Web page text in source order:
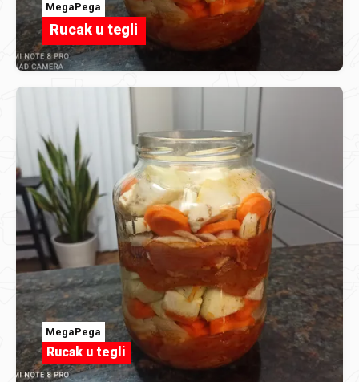
MegaPega
Rucak u tegli
MegaPega
Rucak u tegli